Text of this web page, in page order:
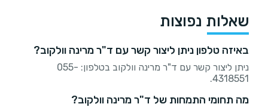
שאלות נפוצות
באיזה טלפון ניתן ליצור קשר עם ד"ר מרינה וולקוב?
ניתן ליצור קשר עם ד"ר מרינה וולקוב בטלפון: 055-
4318551.
מה תחומי התמחות של ד"ר מרינה וולקוב?